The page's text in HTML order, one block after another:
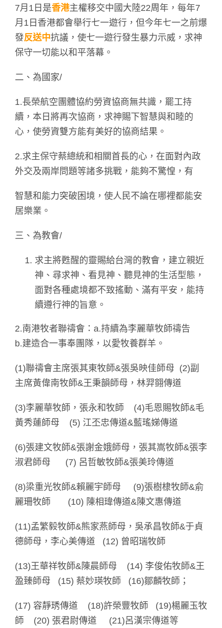
7月1日是香港主權移交中國大陸22周年，每年7
月1日香港都會舉行七一遊行，但今年七一之前爆
發反送中抗議，使七一遊行發生暴力示威，求神
保守一切能以和平落幕。
二、為國家/
1.長榮航空團體協約勞資協商無共識，罷工持
續，本日將再次協商，求神賜下智慧與和睦的
心，使勞資雙方能有美好的協商結果。
2.求主保守蔡總統和相關首長的心，在面對內政
外交及兩岸問題等諸多挑戰，能夠不驚惶，有
智慧和能力突破困境，使人民不論在哪裡都能安
居樂業。
三、為教會/
求主將甦醒的靈賜給台灣的教會，建立親近
神、尋求神、看見神、聽見神的生活型態，
面對各種處境都不致搖動、滿有平安，能持
續遵行神的旨意。
2.南港牧者聯禱會：a.持續為李麗華牧師禱告
b.建造合一事奉團隊，以愛牧養群羊。
(1)聯禱會主席張其東牧師&張吳映佳師母 (2)副
主席黃偉南牧師&王秉韻師母，林羿翧傳道
(3)李麗華牧師，張永和牧師 (4)毛恩賜牧師&毛
黃秀蓮師母 (5) 江丕忠傳道&藍瑤娣傳道
(6)張建文牧師&張謝金娥師母，張其嵩牧師&張李
淑君師母 (7) 呂哲敏牧師&張美玲傳道
(8)梁重光牧師&賴麗宇師母 (9)張樹棣牧師&俞
麗珊牧師 (10) 陳相瑋傳道&陳文惠傳道
(11)孟繁毅牧師&熊家燕師母，吳承昌牧師&于貞
德師母，李心美傳道 (12) 曾昭瑞牧師
(13)王華祥牧師&陳晨師母 (14) 李俊佑牧師&王
盈臻師母 (15) 蔡妙瑛牧師 (16)鄒麟牧師；
(17) 容靜琇傳道 (18)許榮豐牧師 (19)楊麗玉牧
師 (20) 張君尉傳道 (21)呂漢宗傳道等